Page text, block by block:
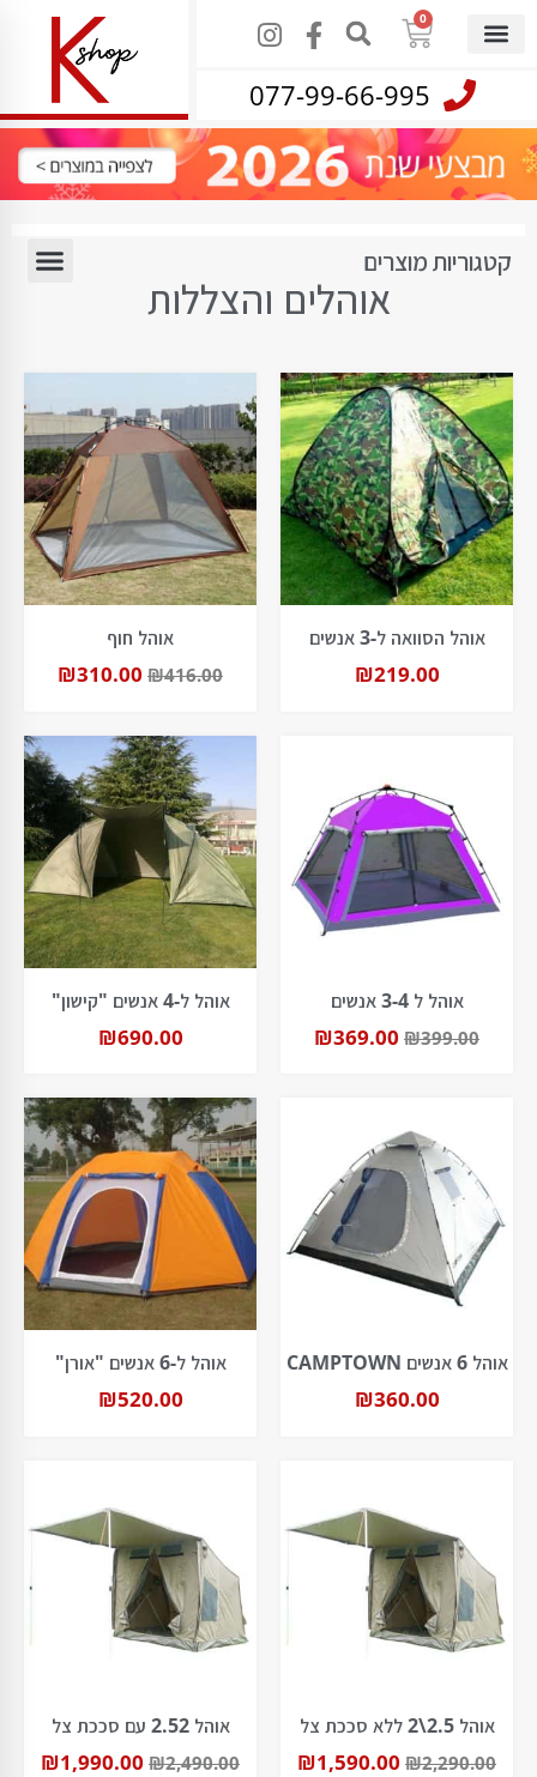
0
077-99-66-995
קטגוריות מוצרים
אוהלים והצללות
אוהל הסוואה ל-3 אנשים
₪219.00
אוהל חוף
₪416.00
₪310.00
אוהל ל 3-4 אנשים
₪399.00
₪369.00
אוהל ל-4 אנשים "קישון"
₪690.00
אוהל 6 אנשים CAMPTOWN
₪360.00
אוהל ל-6 אנשים "אורן"
₪520.00
אוהל 2.5\2 ללא סככת צל
₪2,290.00
₪1,590.00
אוהל 2.52 עם סככת צל
₪2,490.00
₪1,990.00